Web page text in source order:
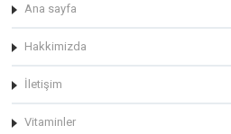
Ana sayfa
Hakkimizda
İletişim
Vitaminler